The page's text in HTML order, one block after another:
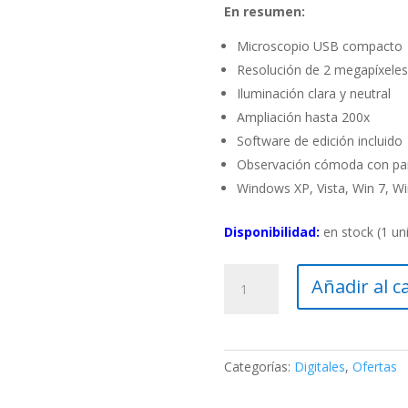
En resumen:
Microscopio USB compacto
Resolución de 2 megapíxeles
Iluminación clara y neutral
Ampliación hasta 200x
Software de edición incluido
Observación cómoda con
Windows XP, Vista, Win 7,
Disponibilidad: en stock (1
Microscopio
Omegon
Añadir al
Categorías: Digitales, Ofertas